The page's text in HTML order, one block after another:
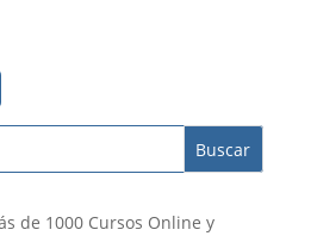
de 1000 Cursos Online y